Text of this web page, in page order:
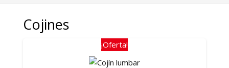
Cojines
¡Oferta!